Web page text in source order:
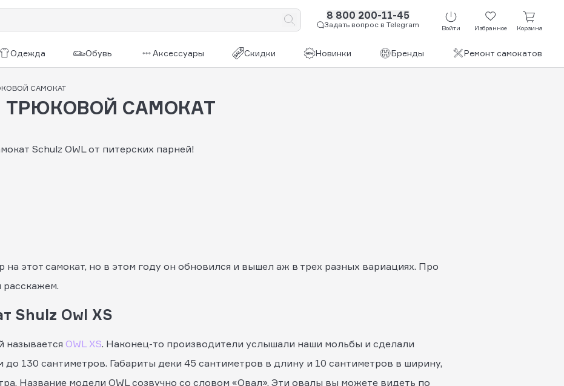
8 800 200-11-45
Задать вопрос в Telegram Войти Избранное Корзина
Одежда Обувь Аксессуары Скидки Новинки Бренды Ремонт самокатов
САМОКАТ
ТРЮКОВОЙ САМОКАТ
Schulz OWL от питерских парней!
на этот самокат, но в этом году он обновился и вышел аж в трех разных вариациях. Про
Shulz Owl XS
называется OWL XS. Наконец-то производители услышали наши мольбы и сделали
до 130 сантиметров. Габариты деки 45 сантиметров в длину и 10 сантиметров в ширину,
Название модели OWL созвучно со словом «Овал». Эти овалы вы можете видеть по